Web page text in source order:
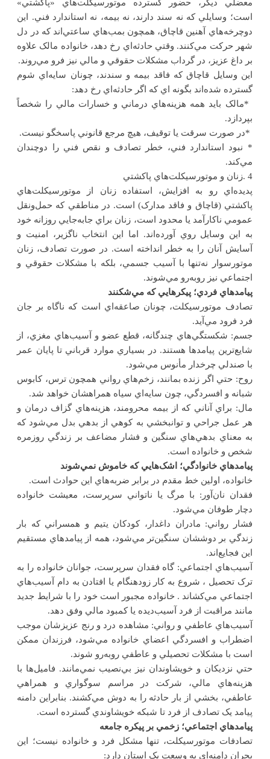
معضلي ديگر، حضور گسترده موتورسيکلت‌هاي «پاکشتي»
است؛ وسايلي که نه سند دارند، نه بيمه، نه استاندارد فني. اين
دوچرخه‌هاي آهنين قاچاق، همچون بمب‌هاي ساعتي‌اند که در دل
شهر حرکت مي‌کنند. وقتي حادثه‌اي رخ دهد، خانواده مالک علاوه
بر داغ عزيز، در گرداب مشکلات حقوقي و مالي نيز فرو مي‌روند.
اين وسايل قاچاق که فاقد بيمه و سندند، چونان سايه‌اي شوم
گسترده شده‌اند بگونه اي که اگر حادثه‌اي رخ دهد:
*مالک بايد همه هزينه‌هاي درماني و خسارات مالي را شخصاً
بپردازد.
*در صورت سرقت يا توقيف، هيچ مرجع قانوني پاسخگو نيست.
* نبود استاندارد فني، خطر تصادف و نقص فني را دوچندان
مي‌کند.
4
.زنان و موتورسيکلت‌هاي پاکشتي
پديده‌اي رو به افزايش، استفاده زنان از موتورسيکلت‌هاي
پاکشتي (قاچاق و فاقد مدارک) است. در مناطقي که حمل‌ونقل
عمومي ناکارآمد يا محدود است، زنان براي جابه‌جايي روزانه خود
به اين وسايل روي آورده‌اند. اما اين انتخاب ناگزير، امنيت و
آسايش آنان را به خطر انداخته است. در صورت تصادف، زنان
موتورسوار نه‌تنها با آسيب جسمي، بلکه با مشکلات حقوقي و
اجتماعي نيز روبه‌رو مي‌شوند.
پيامدهاي فردي؛ پيکرهايي که مي‌شکنند
تصادف موتورسيکلت، چونان صاعقه‌اي است که ناگاه بر جان
فرد فرود مي‌آيد.
جسم: شکستگي‌هاي چندگانه، قطع عضو و آسيب‌هاي مغزي، از
شايع‌ترين پيامدها هستند. در بسياري موارد قرباني تا پايان عمر
با صندلي چرخدار مأنوس مي‌شود.
روح: حتي اگر زنده بمانند، زخم‌هاي رواني همچون ترس، کابوس
شبانه و افسردگي، چون سايه‌اي سياه همراهشان خواهد شد.
مال: براي آناني که از بيمه محرومند، هزينه‌هاي گزاف درمان و
هر عمل جراحي و توانبخشي به کوهي از بدهي بدل مي‌شود که
به معناي بدهي‌هاي سنگين و فشار مضاعف بر زندگي روزمره
شخص و خانواده است.
پيامدهاي خانوادگي؛ اشک‌هايي که خاموش نمي‌شوند
خانواده، اولين خط مقدم در برابر ضربه‌هاي اين حوادث است.
فقدان نان‌آور: با مرگ يا ناتواني سرپرست، معيشت خانواده
دچار طوفان مي‌شود.
فشار رواني: مادران داغدار، کودکان يتيم و همسراني که بار
زندگي بر دوششان سنگين‌تر مي‌شود، همه از پيامدهاي مستقيم
اين فجايع‌اند.
آسيب‌هاي اجتماعي: گاه فقدان سرپرست، جوانان خانواده را به
ترک تحصيل ، شروع به کار زودهنگام يا افتادن به دام آسيب‌هاي
اجتماعي مي‌کشاند . خانواده مجبور است خود را با شرايط جديد
مانند مراقبت از فرد آسيب‌ديده يا کمبود مالي وفق دهد.
آسيب‌هاي عاطفي و رواني: مشاهده‌ درد و رنج عزيزشان موجب
اضطراب و افسردگي اعضاي خانواده مي‌شود، فرزندان ممکن
است با مشکلات تحصيلي و عاطفي روبه‌رو شوند.
حتي نزديکان و خويشاوندان نيز بي‌نصيب نمي‌مانند. فاميل‌ها با
هزينه‌هاي مالي، شرکت در مراسم سوگواري و همراهي
عاطفي، بخشي از بار حادثه را به دوش مي‌کشند. بنابراين دامنه
پيامد يک تصادف از فرد تا شبکه خويشاوندي گسترده است.
پيامدهاي اجتماعي؛ زخمي بر پيکره جامعه
تصادفات موتورسيکلت، تنها مشکل فرد و خانواده نيست؛ اين
بحران دامنه‌اي به وسعت يک استان دارد: